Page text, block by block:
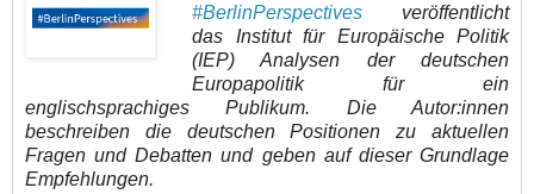
#BerlinPerspectives veröffentlicht
das Institut für Europäische Politik
(IEP) Analysen der deutschen
Europapolitik für ein
englischsprachiges Publikum. Die Autor:innen
beschreiben die deutschen Positionen zu aktuellen
Fragen und Debatten und geben auf dieser Grundlage
Empfehlungen.